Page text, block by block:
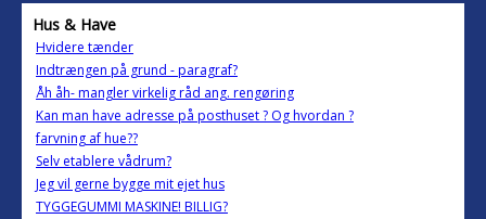
Hus & Have
Hvidere tænder
Indtrængen på grund - paragraf?
Åh åh- mangler virkelig råd ang. rengøring
Kan man have adresse på posthuset ? Og hvordan ?
farvning af hue??
Selv etablere vådrum?
Jeg vil gerne bygge mit ejet hus
TYGGEGUMMI MASKINE! BILLIG?